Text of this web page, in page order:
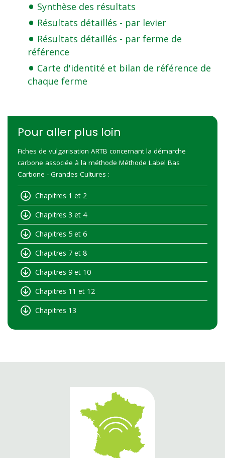
Synthèse des résultats
Résultats détaillés - par levier
Résultats détaillés - par ferme de
référence
Carte d'identité et bilan de référence de
chaque ferme
Pour aller plus loin
Fiches de vulgarisation ARTB concernant la démarche
carbone associée à la méthode Méthode Label Bas
Carbone - Grandes Cultures :
Chapitres 1 et 2
Chapitres 3 et 4
Chapitres 5 et 6
Chapitres 7 et 8
Chapitres 9 et 10
Chapitres 11 et 12
Chapitres 13